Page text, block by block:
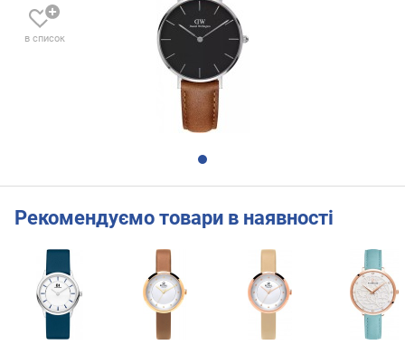
в список
Рекомендуємо товари в наявності